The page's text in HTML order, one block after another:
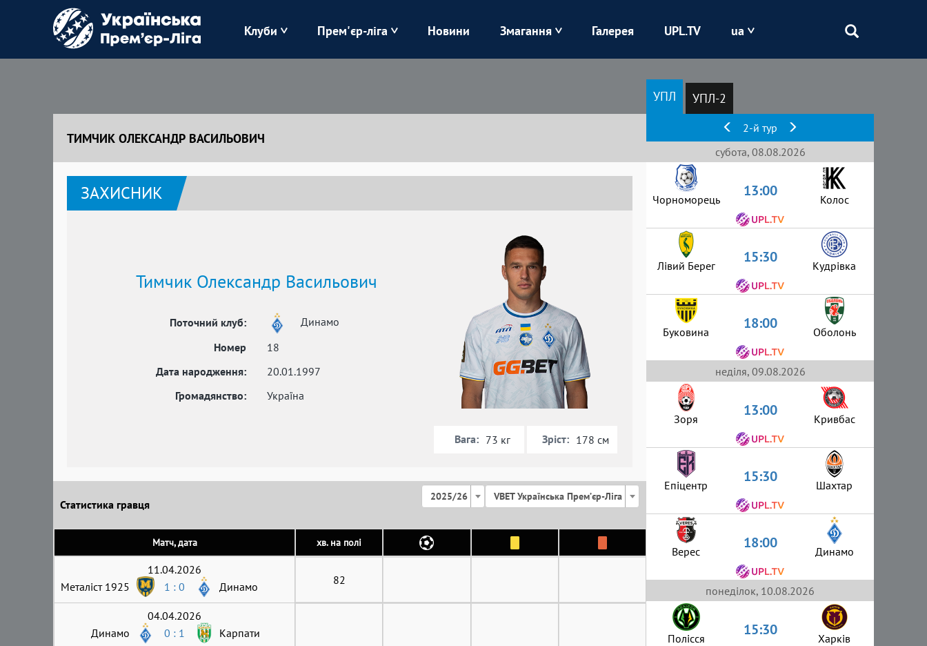
Клуби
Зоря Карпати Колос Кривбас
Оболонь
Полісся
Прем'єр-ліга Новини Змагання Галерея UPL.TV ua
ТИМЧИК ОЛЕКСАНДР ВАСИЛЬОВИЧ
ЗАХИСНИК
Тимчик Олександр Васильович
Поточний клуб:
Динамо
Номер
18
Дата народження:
20.01.1997
Громадянство:
Україна
Вага: 73 кг Зріст: 178 см
Статистика гравця
2025/26 VBET Українська Премʼєр-Ліга
Матч, дата хв. на полі
11.04.2026
Металіст 1925
1 : 0 Динамо 82
04.04.2026
Динамо
0 : 1 Карпати
УПЛ УПЛ-2
2-й тур
субота, 08.08.2026
Чорноморець 13:00 Колос
Лівий Берег 15:30 Кудрівка
Буковина 18:00 Оболонь
неділя, 09.08.2026
Зоря 13:00 Кривбас
Епіцентр 15:30 Шахтар
Верес 18:00 Динамо
понеділок, 10.08.2026
Полісся 15:30 Харків